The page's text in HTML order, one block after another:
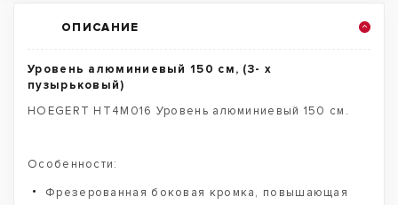
ОПИСАНИЕ
Уровень алюминиевый 150 см, (3- х
пузырьковый)
HOEGERT HT4M016 Уровень алюминиевый 150 см.
Особенности:
Фрезерованная боковая кромка, повышающая